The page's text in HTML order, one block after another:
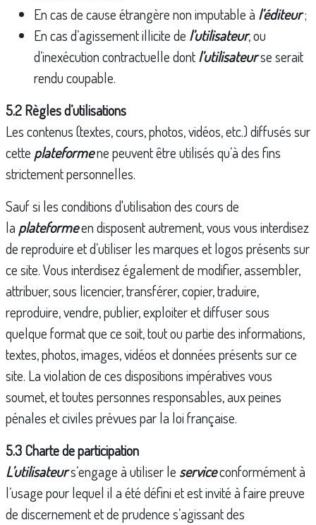
En cas de cause étrangère non imputable à l’éditeur;
En cas d’agissement illicite de l’utilisateur, ou
d’inexécution contractuelle dontl’utilisateurse serait
rendu coupable.
5.2 Règles d’utilisations
Les contenus (textes, cours, photos, vidéos, etc.) diffusés sur
cette plateformene peuvent être utilisés qu’à des fins
strictement personnelles.
Sauf si les conditions d'utilisation des cours de
la plateformeen disposent autrement, vous vous interdisez
de reproduire et d’utiliser les marques et logos présents sur
ce site. Vous interdisez également de modifier, assembler,
attribuer, sous licencier, transférer, copier, traduire,
reproduire, vendre, publier, exploiter et diffuser sous
quelque format que ce soit, tout ou partie des informations,
textes, photos, images, vidéos et données présents sur ce
site. La violation de ces dispositions impératives vous
soumet, et toutes personnes responsables, aux peines
pénales et civiles prévues par la loi française.
5.3 Charte de participation
L’utilisateurs’engage à utiliser le serviceconformément à
l’usage pour lequel il a été défini et est invité à faire preuve
de discernement et de prudence s’agissant des